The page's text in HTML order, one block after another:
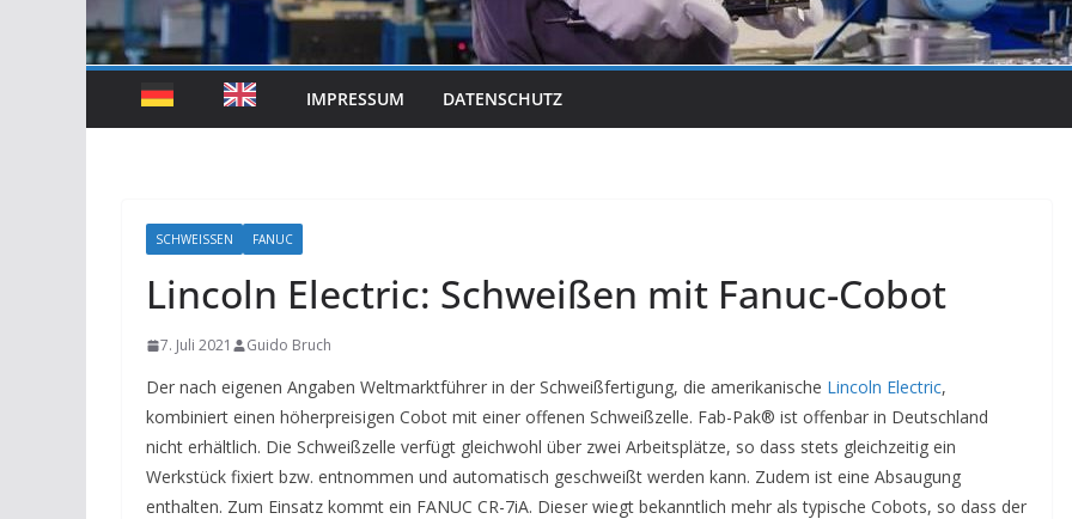
IMPRESSUM DATENSCHUTZ
SCHWEISSEN FANUC
Lincoln Electric: Schweißen mit Fanuc-Cobot
7. Juli 2021 Guido Bruch
Der nach eigenen Angaben Weltmarktführer in der Schweißfertigung, die amerikanische Lincoln Electric,
kombiniert einen höherpreisigen Cobot mit einer offenen Schweißzelle. Fab-Pak® ist offenbar in Deutschland
nicht erhältlich. Die Schweißzelle verfügt gleichwohl über zwei Arbeitsplätze, so dass stets gleichzeitig ein
Werkstück fixiert bzw. entnommen und automatisch geschweißt werden kann. Zudem ist eine Absaugung
enthalten. Zum Einsatz kommt ein FANUC CR-7iA. Dieser wiegt bekanntlich mehr als typische Cobots, so dass der